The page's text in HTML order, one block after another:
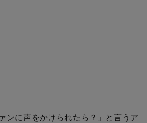
ンに声をかけられたら？」と言うア